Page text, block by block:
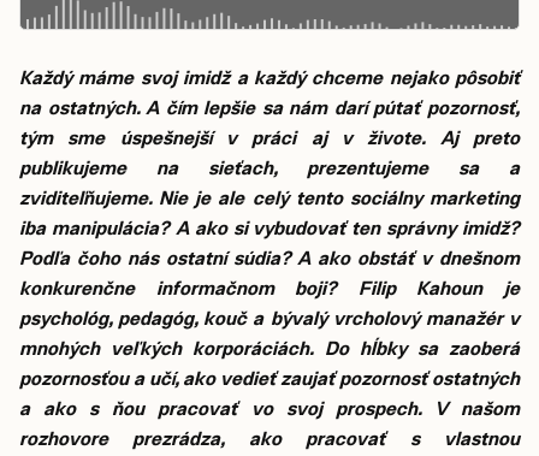
Každý máme svoj imidž a každý chceme nejako pôsobiť
na ostatných. A čím lepšie sa nám darí pútať pozornosť,
tým sme úspešnejší v práci aj v živote. Aj preto
publikujeme na sieťach, prezentujeme sa a
zviditeľňujeme. Nie je ale celý tento sociálny marketing
iba manipulácia? A ako si vybudovať ten správny imidž?
Podľa čoho nás ostatní súdia? A ako obstáť v dnešnom
konkurenčne informačnom boji? Filip Kahoun je
psychológ, pedagóg, kouč a bývalý vrcholový manažér v
mnohých veľkých korporáciách. Do hĺbky sa zaoberá
pozornosťou a učí, ako vedieť zaujať pozornosť ostatných
a ako s ňou pracovať vo svoj prospech. V našom
rozhovore prezrádza, ako pracovať s vlastnou